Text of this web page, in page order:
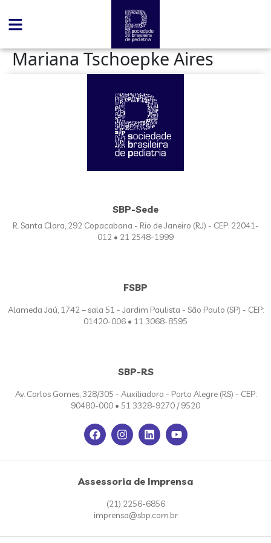
Mariana Tschoepke Aires
SBP-Sede
R. Santa Clara, 292 Copacabana - Rio de Janeiro (RJ) - CEP: 22041-
012 • 21 2548-1999
FSBP
Alameda Jaú, 1742 – sala 51 - Jardim Paulista - São Paulo (SP) - CEP:
01420-006 • 11 3068-8595
SBP-RS
Av. Carlos Gomes, 328/305 - Auxiliadora - Porto Alegre (RS) - CEP:
90480-000 • 51 3328-9270 / 9520
Assessoria de Imprensa
(21) 2256-6856
imprensa@sbp.com.br